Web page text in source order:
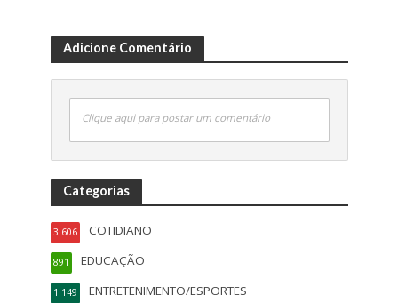
Adicione Comentário
Clique aqui para postar um comentário
Categorias
COTIDIANO
3.606
EDUCAÇÃO
891
ENTRETENIMENTO/ESPORTES
1.149